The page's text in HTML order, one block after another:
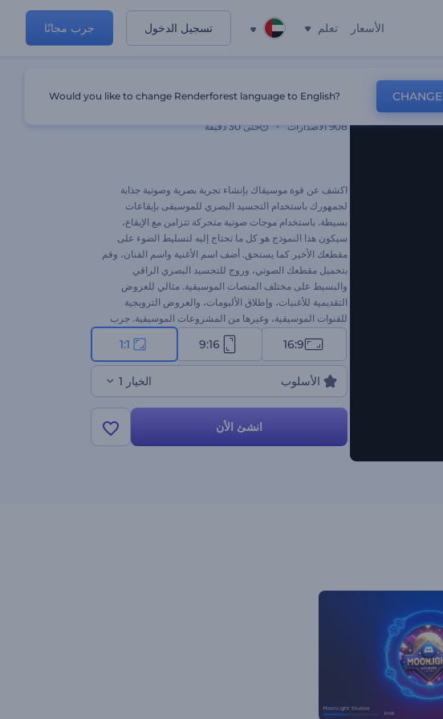
الأسعار تعلم تسجيل الدخول جرب مجانًا
908 الاصدارات حتى 30 دقيقة
اكشف عن قوة موسيقاك بإنشاء تجربة بصرية وصوتية جذابة
لجمهورك باستخدام التجسيد البصري للموسيقى بإيقاعات
بسيطة. باستخدام موجات صوتية متحركة تتزامن مع الإيقاع،
سيكون هذا النموذج هو كل ما تحتاج إليه لتسليط الضوء على
مقطعك الأخير كما يستحق. أضف اسم الأغنية واسم الفنان، وقم
بتحميل مقطعك الصوتي، وروج للتجسيد البصري الراقي
والبسيط على مختلف المنصات الموسيقية. مثالي للعروض
التقديمية للأغنيات، وإطلاق الألبومات، والعروض الترويجية
للقنوات الموسيقية، وغيرها من المشروعات الموسيقية. جرب
16:9
9:16
1:1
الأسلوب الخيار 1
انشئ الأن
Would you like to change Renderforest language to English? CHANGE